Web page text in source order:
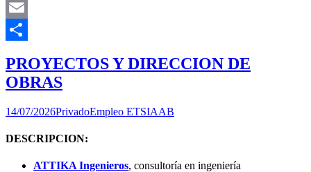
Mastodon
Email
PROYECTOS Y DIRECCION DE
OBRAS
14/07/2026PrivadoEmpleo ETSIAAB
DESCRIPCION:
ATTIKA Ingenieros, consultoría en ingeniería